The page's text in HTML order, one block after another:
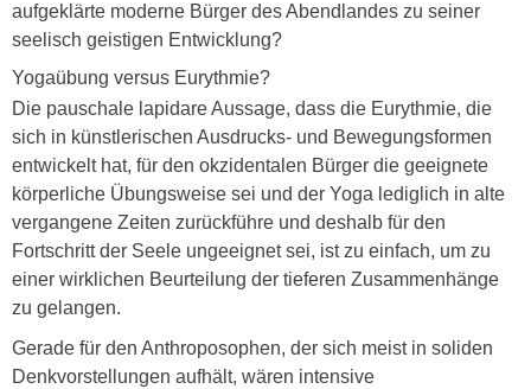
aufgeklärte moderne Bürger des Abendlandes zu seiner
seelisch geistigen Entwicklung?
Yogaübung versus Eurythmie?
Die pauschale lapidare Aussage, dass die Eurythmie, die
sich in künstlerischen Ausdrucks- und Bewegungsformen
entwickelt hat, für den okzidentalen Bürger die geeignete
körperliche Übungsweise sei und der Yoga lediglich in alte
vergangene Zeiten zurückführe und deshalb für den
Fortschritt der Seele ungeeignet sei, ist zu einfach, um zu
einer wirklichen Beurteilung der tieferen Zusammenhänge
zu gelangen.
Gerade für den Anthroposophen, der sich meist in soliden
Denkvorstellungen aufhält, wären intensive